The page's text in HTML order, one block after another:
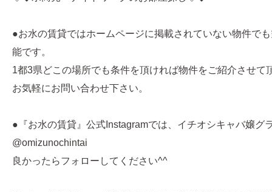
●お水の賃貸ではホームページに掲載されていない物件で
能です。
1都3県どこの場所でも条件を頂ければ物件をご紹介させて
お気軽にお問い合わせ下さい。
●『お水の賃貸』公式Instagramでは、イチオシキャバ嬢グ
@omizunochintai
良かったらフォローしてください^^